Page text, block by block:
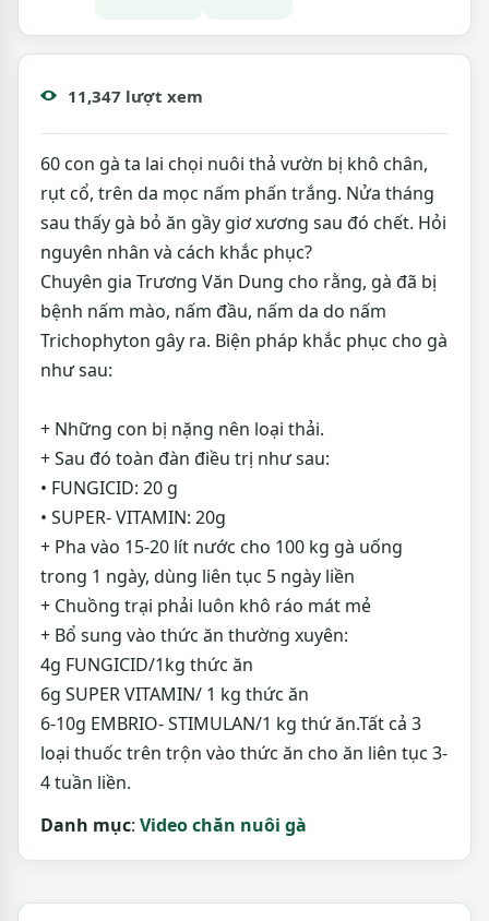
11,347 lượt xem
60 con gà ta lai chọi nuôi thả vườn bị khô chân,
rụt cổ, trên da mọc nấm phấn trắng. Nửa tháng
sau thấy gà bỏ ăn gầy giơ xương sau đó chết. Hỏi
nguyên nhân và cách khắc phục?
Chuyên gia Trương Văn Dung cho rằng, gà đã bị
bệnh nấm mào, nấm đầu, nấm da do nấm
Trichophyton gây ra. Biện pháp khắc phục cho gà
như sau:
+ Những con bị nặng nên loại thải.
+ Sau đó toàn đàn điều trị như sau:
• FUNGICID: 20 g
• SUPER- VITAMIN: 20g
+ Pha vào 15-20 lít nước cho 100 kg gà uống
trong 1 ngày, dùng liên tục 5 ngày liền
+ Chuồng trại phải luôn khô ráo mát mẻ
+ Bổ sung vào thức ăn thường xuyên:
4g FUNGICID/1kg thức ăn
6g SUPER VITAMIN/ 1 kg thức ăn
6-10g EMBRIO- STIMULAN/1 kg thứ ăn.Tất cả 3
loại thuốc trên trộn vào thức ăn cho ăn liên tục 3-
4 tuần liền.
Danh mục: Video chăn nuôi gà